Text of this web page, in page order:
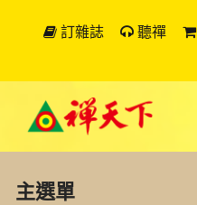
訂雜誌 聽禪
主選單